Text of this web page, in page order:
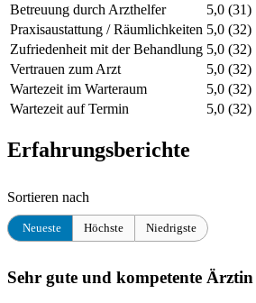
Betreuung durch Arzthelfer
5,0 (31)
Praxisaustattung / Räumlichkeiten 5,0 (32)
Zufriedenheit mit der Behandlung 5,0 (32)
Vertrauen zum Arzt
5,0 (32)
Wartezeit im Warteraum
5,0 (32)
Wartezeit auf Termin
5,0 (32)
Erfahrungsberichte
Sortieren nach
Neueste Höchste Niedrigste
Sehr gute und kompetente Ärztin